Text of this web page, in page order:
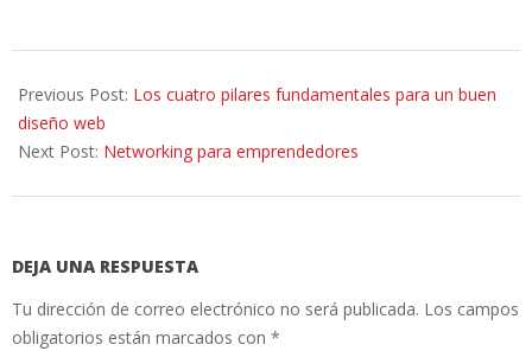
07-
07
Previous Post: Los cuatro pilares fundamentales para un buen
diseño web
Next Post: Networking para emprendedores
DEJA UNA RESPUESTA
Tu dirección de correo electrónico no será publicada. Los campos
obligatorios están marcados con *